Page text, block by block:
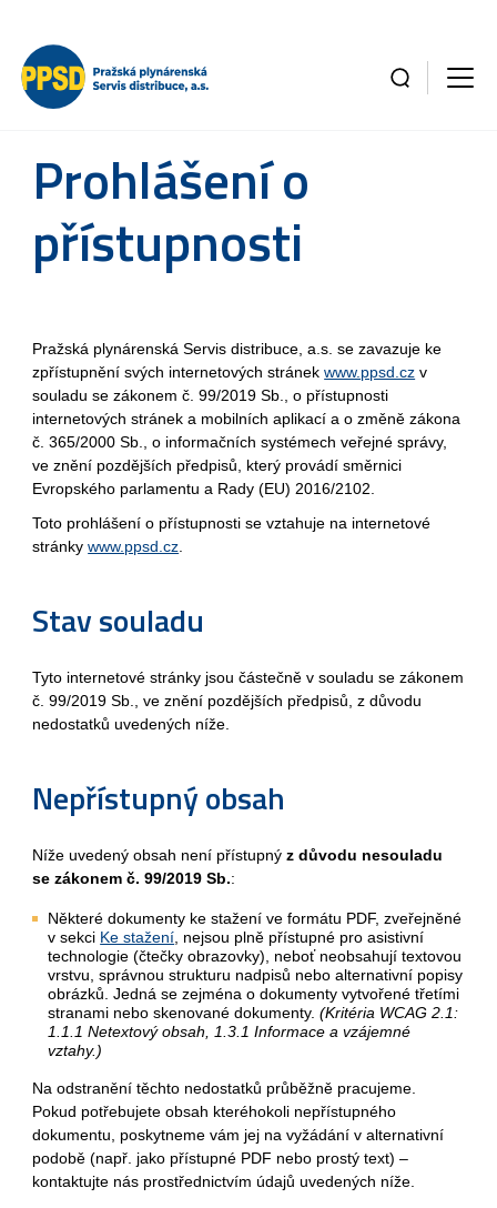
Prohlášení o
přístupnosti
Pražská plynárenská Servis distribuce, a.s. se zavazuje ke
zpřístupnění svých internetových stránekwww.ppsd.cz v
souladu se zákonem č. 99/2019 Sb., o přístupnosti
internetových stránek a mobilních aplikací a o změně zákona
č. 365/2000 Sb., o informačních systémech veřejné správy,
ve znění pozdějších předpisů, který provádí směrnici
Evropského parlamentu a Rady (EU) 2016/2102.
Toto prohlášení o přístupnosti se vztahuje na internetové
stránkywww.ppsd.cz
Stav souladu
Tyto internetové stránky jsou částečně v souladu se zákonem
č. 99/2019 Sb., ve znění pozdějších předpisů, z důvodu
nedostatků uvedených níže.
Nepřístupný obsah
Níže uvedený obsah není přístupnýz důvodu nesouladu
se zákonem č. 99/2019 Sb.:
Některé dokumenty ke stažení ve formátu PDF, zveřejněné
v sekci Ke stažení , nejsou plně přístupné pro asistivní
technologie (čtečky obrazovky), neboť neobsahují textovou
vrstvu, správnou strukturu nadpisů nebo alternativní popisy
obrázků. Jedná se zejména o dokumenty vytvořené třetími
stranami nebo skenované dokumenty.(Kritéria WCAG 2.1:
1.1.1 Netextový obsah, 1.3.1 Informace a vzájemné
vztahy.)
Na odstranění těchto nedostatků průběžně pracujeme.
Pokud potřebujete obsah kteréhokoli nepřístupného
dokumentu, poskytneme vám jej na vyžádání v alternativní
podobě (např. jako přístupné PDF nebo prostý text) –
kontaktujte nás prostřednictvím údajů uvedených níže.